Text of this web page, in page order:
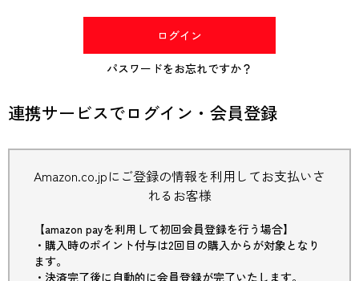
ログイン
パスワードをお忘れですか？
連携サービスでログイン・会員登録
Amazon.co.jpにご登録の情報を利用してお支払いさ
れるお客様
【amazon payを利用して初回会員登録を行う場合】
・購入時のポイント付与は2回目の購入からが対象となり
ます。
・決済完了後に自動的に会員登録が完了いたします。